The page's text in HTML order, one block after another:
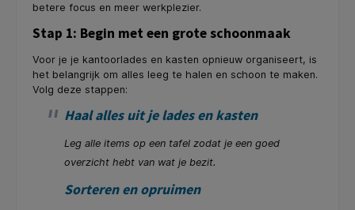
betere focus en meer werkplezier.
Stap 1: Begin met een grote schoonmaak
Voor je je kantoorlades en kasten opnieuw organiseert, is
het belangrijk om alles leeg te halen en schoon te maken.
Volg deze stappen:
Haal alles uit je lades en kasten
Leg alle items op een tafel zodat je een goed
overzicht hebt van wat je bezit.
Sorteren en opruimen